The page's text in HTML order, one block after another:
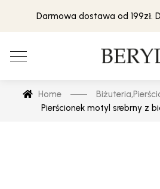
Darmowa dostawa od 199zł.
Home Biżuteria,
Pierścionek motyl srebrny z